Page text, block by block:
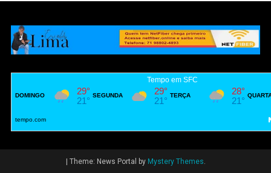
| Theme: News Portal by Mystery Themes.